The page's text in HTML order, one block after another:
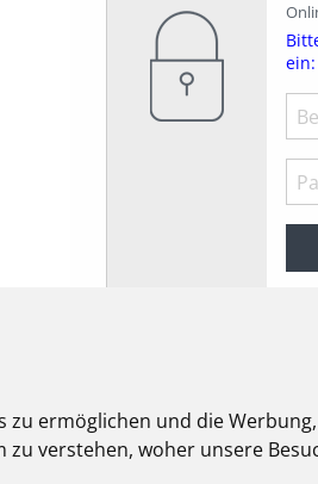
ermöglichen und die
verstehen, woher unsere
ein: